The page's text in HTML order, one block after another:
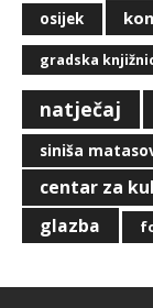
osijek
gradska
natječaj
siniša
centar za
glazba